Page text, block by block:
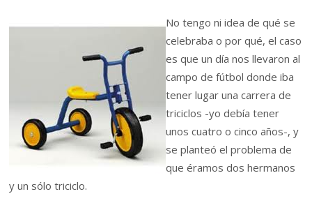
No tengo ni idea de qué se
celebraba o por qué, el caso
es que un día nos llevaron al
campo de fútbol donde iba
tener lugar una carrera de
triciclos -yo debía tener
unos cuatro o cinco años-, y
se planteó el problema de
que éramos dos hermanos
y un sólo triciclo.